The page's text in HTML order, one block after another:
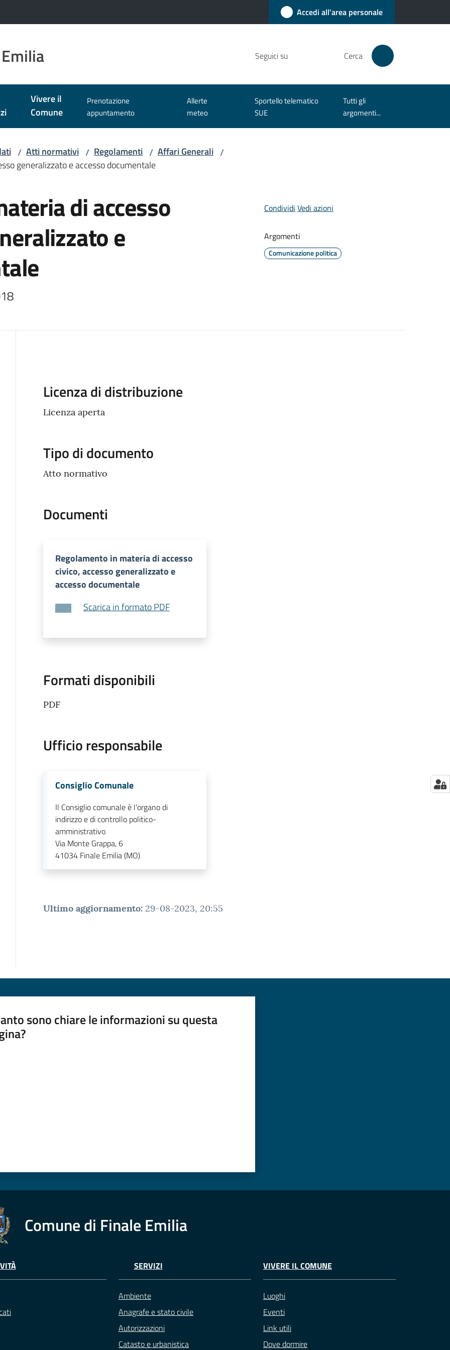
Accedi all'area personale
Seguici su Cerca
Vivere il
Comune
Prenotazione
appuntamento
Allerte
meteo
Sportello telematico
SUE
Tutti gli
argomenti...
/ Atti normativi / Regolamenti / Affari Generali /
generalizzato e accesso documentale
di accesso
e
Condividi Vedi azioni
Argomenti
Comunicazione politica
Descrizione
Licenza di distribuzione
Licenza aperta
Tipo di documento
Atto normativo
Documenti
Regolamento in materia di accesso
civico, accesso generalizzato e
accesso documentale
Scarica in formato PDF
Formati disponibili
PDF
Ufficio responsabile
Consiglio Comunale
Il Consiglio comunale è l'organo di
indirizzo e di controllo politico-
amministrativo
Via Monte Grappa, 6
41034 Finale Emilia (MO)
Ultimo aggiornamento: 29-08-2023, 20:55
sono chiare le informazioni su questa
Comune di Finale Emilia
SERVIZI
Ambiente
Anagrafe e stato civile
Autorizzazioni
Catasto e urbanistica
VIVERE IL COMUNE
Luoghi
Eventi
Link utili
Dove dormire